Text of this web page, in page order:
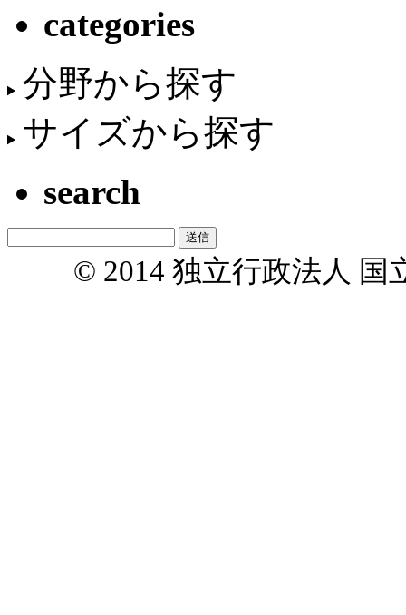
categories
分野から探す
サイズから探す
search
© 2014 独立行政法人 国